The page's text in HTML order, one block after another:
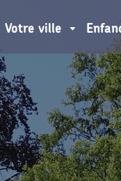
Votre ville